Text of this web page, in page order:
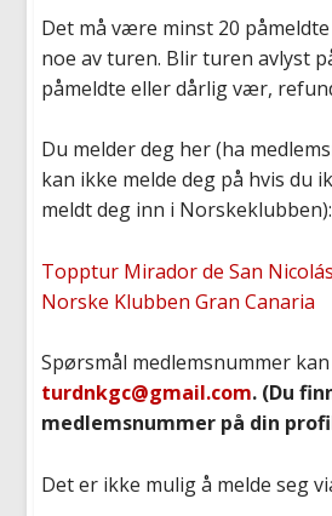
Det må være minst 20
noe av turen. Blir turen avlyst
påmeldte eller dårlig vær,
Du melder deg her (ha
kan ikke melde deg på hvis du
meldt deg inn i Norskeklubben):
Topptur Mirador de San
Norske Klubben Gran Canaria
Spørsmål medlemsnummer
turdnkgc@gmail.com. (Du
medlemsnummer på din
Det er ikke mulig å melde seg